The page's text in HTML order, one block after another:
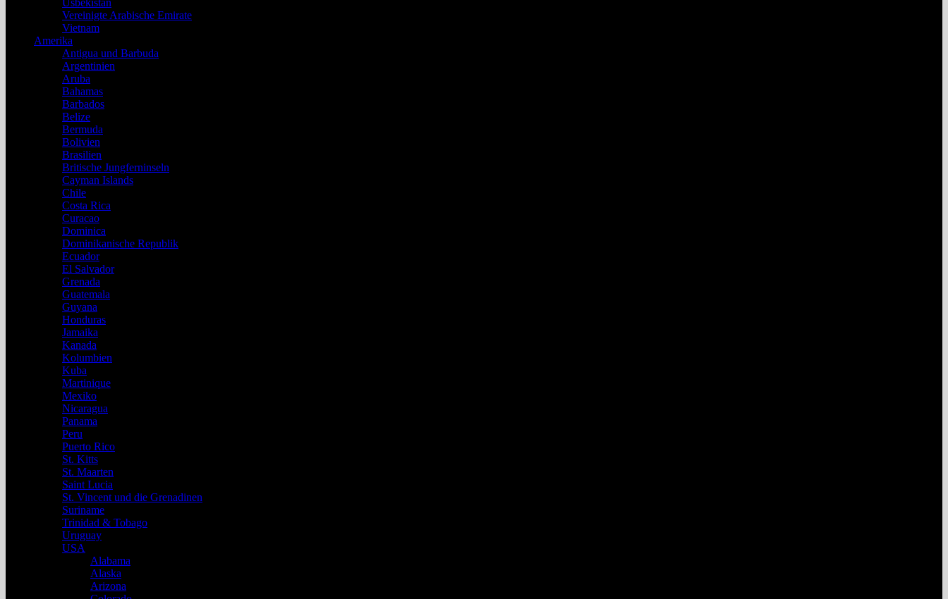
Usbekistan
Vereinigte Arabische Emirate
Vietnam
Amerika
Antigua und Barbuda
Argentinien
Aruba
Bahamas
Barbados
Belize
Bermuda
Bolivien
Brasilien
Britische Jungferninseln
Cayman Islands
Chile
Costa Rica
Curacao
Dominica
Dominikanische Republik
Ecuador
El Salvador
Grenada
Guatemala
Guyana
Honduras
Jamaika
Kanada
Kolumbien
Kuba
Martinique
Mexiko
Nicaragua
Panama
Peru
Puerto Rico
St. Kitts
St. Maarten
Saint Lucia
St. Vincent und die Grenadinen
Suriname
Trinidad & Tobago
Uruguay
USA
Alabama
Alaska
Arizona